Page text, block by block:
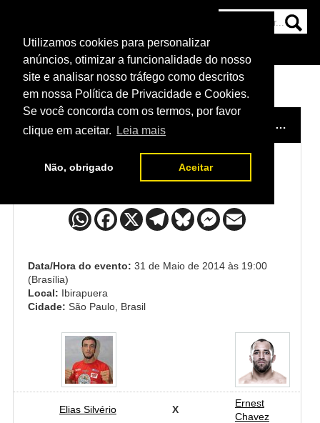
Utilizamos cookies para personalizar
anúncios, otimizar a funcionalidade do nosso
site e analisar nosso tráfego como descritos
em nossa Política de Privacidade e Cookies.
Se você concorda com os termos, por favor
clique em aceitar.
Leia mais
Não, obrigado Aceitar
NOTÍCIAS
HOME EVENTO / TUF BRASIL 3 FINALE ELIAS
Elias Silvério x Ernest Chavez
Data/Hora do evento: 31 de Maio de 2014 às 19:00
(Brasília)
Local: Ibirapuera
Cidade: São Paulo, Brasil
Elias Silvério X
Ernest
Chavez